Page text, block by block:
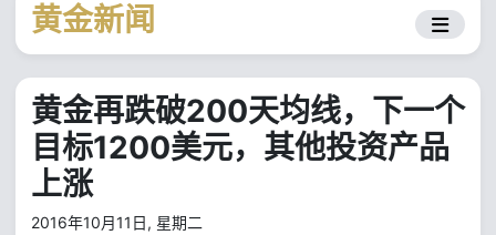
黄金新闻
黄金再跌破200天均线，下一个
目标1200美元，其他投资产品
上涨
2016年10月11日, 星期二